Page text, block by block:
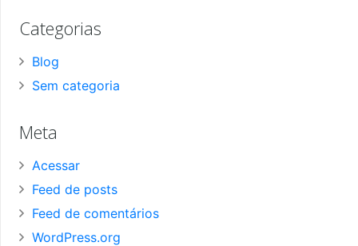
Categorias
Blog
Sem categoria
Meta
Acessar
Feed de posts
Feed de comentários
WordPress.org